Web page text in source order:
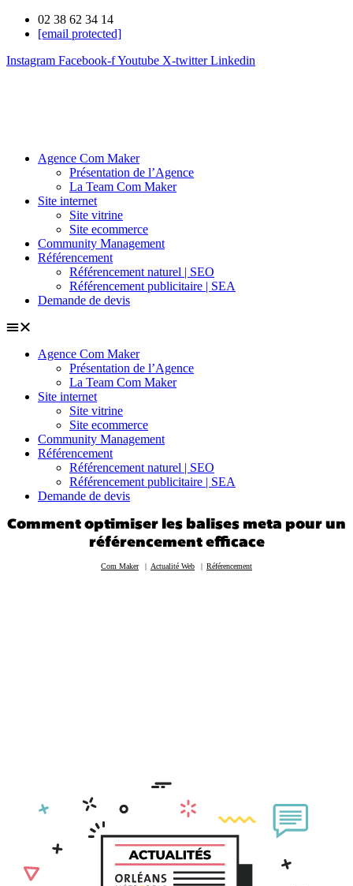
02 38 62 34 14
[email protected]
Instagram Facebook-fYoutube X-twitter Linkedin
Agence Com Maker
Présentation de l’Agence
La Team Com Maker
Site internet
Site vitrine
Site ecommerce
Community Management
Référencement
Référencement naturel | SEO
Référencement publicitaire | SEA
Demande de devis
Agence Com Maker
Présentation de l’Agence
La Team Com Maker
Site internet
Site vitrine
Site ecommerce
Community Management
Référencement
Référencement naturel | SEO
Référencement publicitaire | SEA
Demande de devis
Comment optimiser les balises meta pour un
référencement efficace
Com Maker Actualité Web Référencement